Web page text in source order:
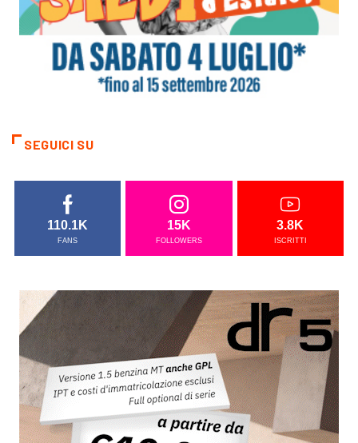
SEGUICI SU
110.1K
FANS
15K
FOLLOWERS
3.8K
ISCRITTI